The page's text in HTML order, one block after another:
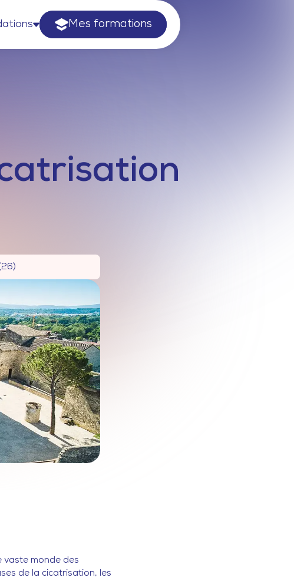
Mes formations
26)
vaste monde des
de la cicatrisation, les